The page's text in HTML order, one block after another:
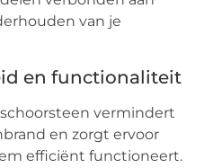
van je
en functionaliteit
vermindert
en zorgt ervoor
efficiënt functioneert.